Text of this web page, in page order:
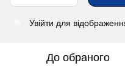
Увійти для
До обраного